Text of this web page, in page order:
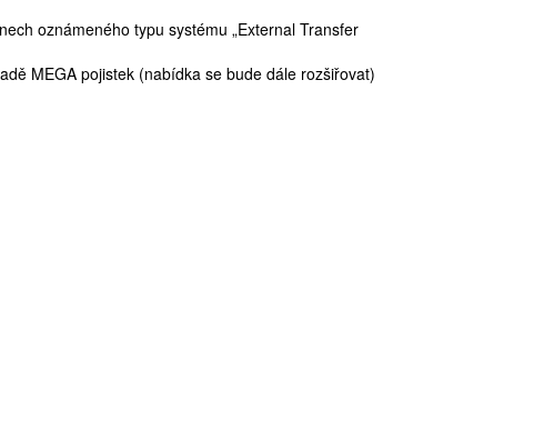
oznámeného typu systému „External Transfer
MEGA pojistek (nabídka se bude dále rozšiřovat)